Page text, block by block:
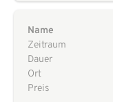
Name
Zeitraum
Dauer
Ort
Preis